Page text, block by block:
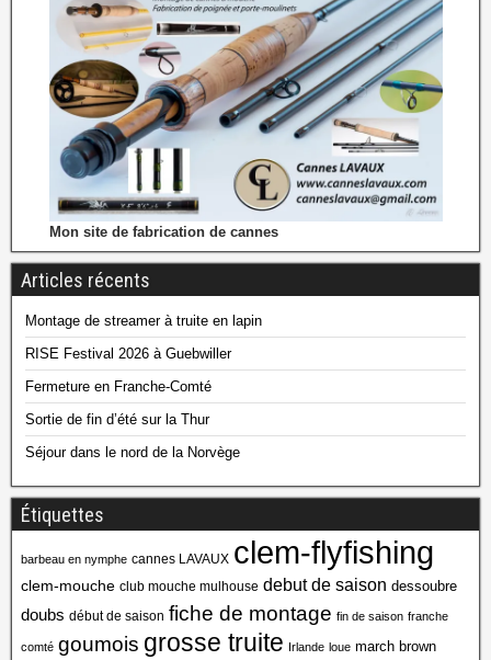
Mon site de fabrication de cannes
Articles récents
Montage de streamer à truite en lapin
RISE Festival 2026 à Guebwiller
Fermeture en Franche-Comté
Sortie de fin d’été sur la Thur
Séjour dans le nord de la Norvège
Étiquettes
barbeau en nymphe cannes LAVAUX clem-flyfishing
clem-mouche club mouche mulhouse debut de saison dessoubre
doubs début de saison fiche de montage fin de saison franche
comté goumois grosse truite Irlande loue march brown